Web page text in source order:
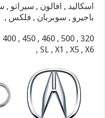
اسكاليد , افالون , سيراتو ,
باجيرو , سوبربان , فلكس ,
400 , 450 , 460 , 500 , 320
, SL , X1 , X5 , X6